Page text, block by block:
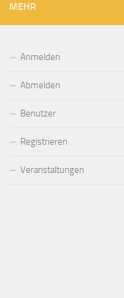
MEHR
Anmelden
Abmelden
Benutzer
Registrieren
Veranstaltungen